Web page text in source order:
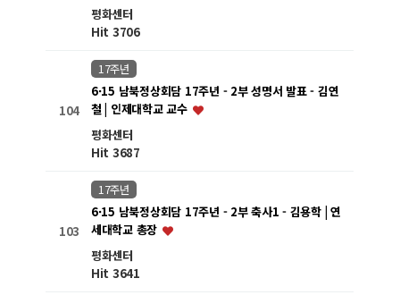
평화센터
Hit 3706
104
17주년
6·15 남북정상회담 17주년 - 2부 성명서 발표 - 김연
철 | 인제대학교 교수
평화센터
Hit 3687
103
17주년
6·15 남북정상회담 17주년 - 2부 축사1 - 김용학 | 연
세대학교 총장
평화센터
Hit 3641